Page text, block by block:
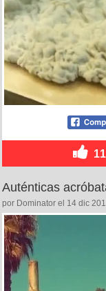
Auténticas
por Dominator el 14 dic